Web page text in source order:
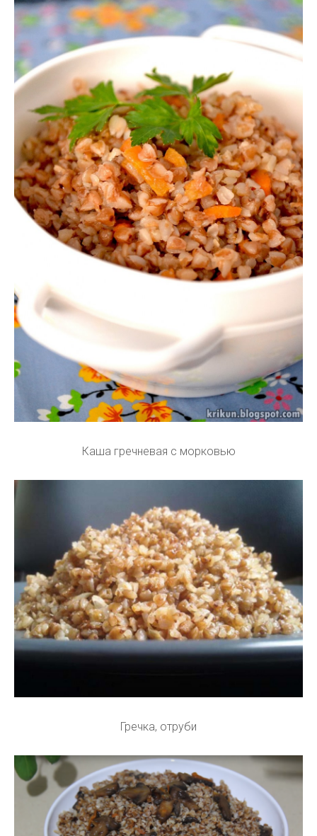
Каша гречневая с морковью
Гречка, отруби